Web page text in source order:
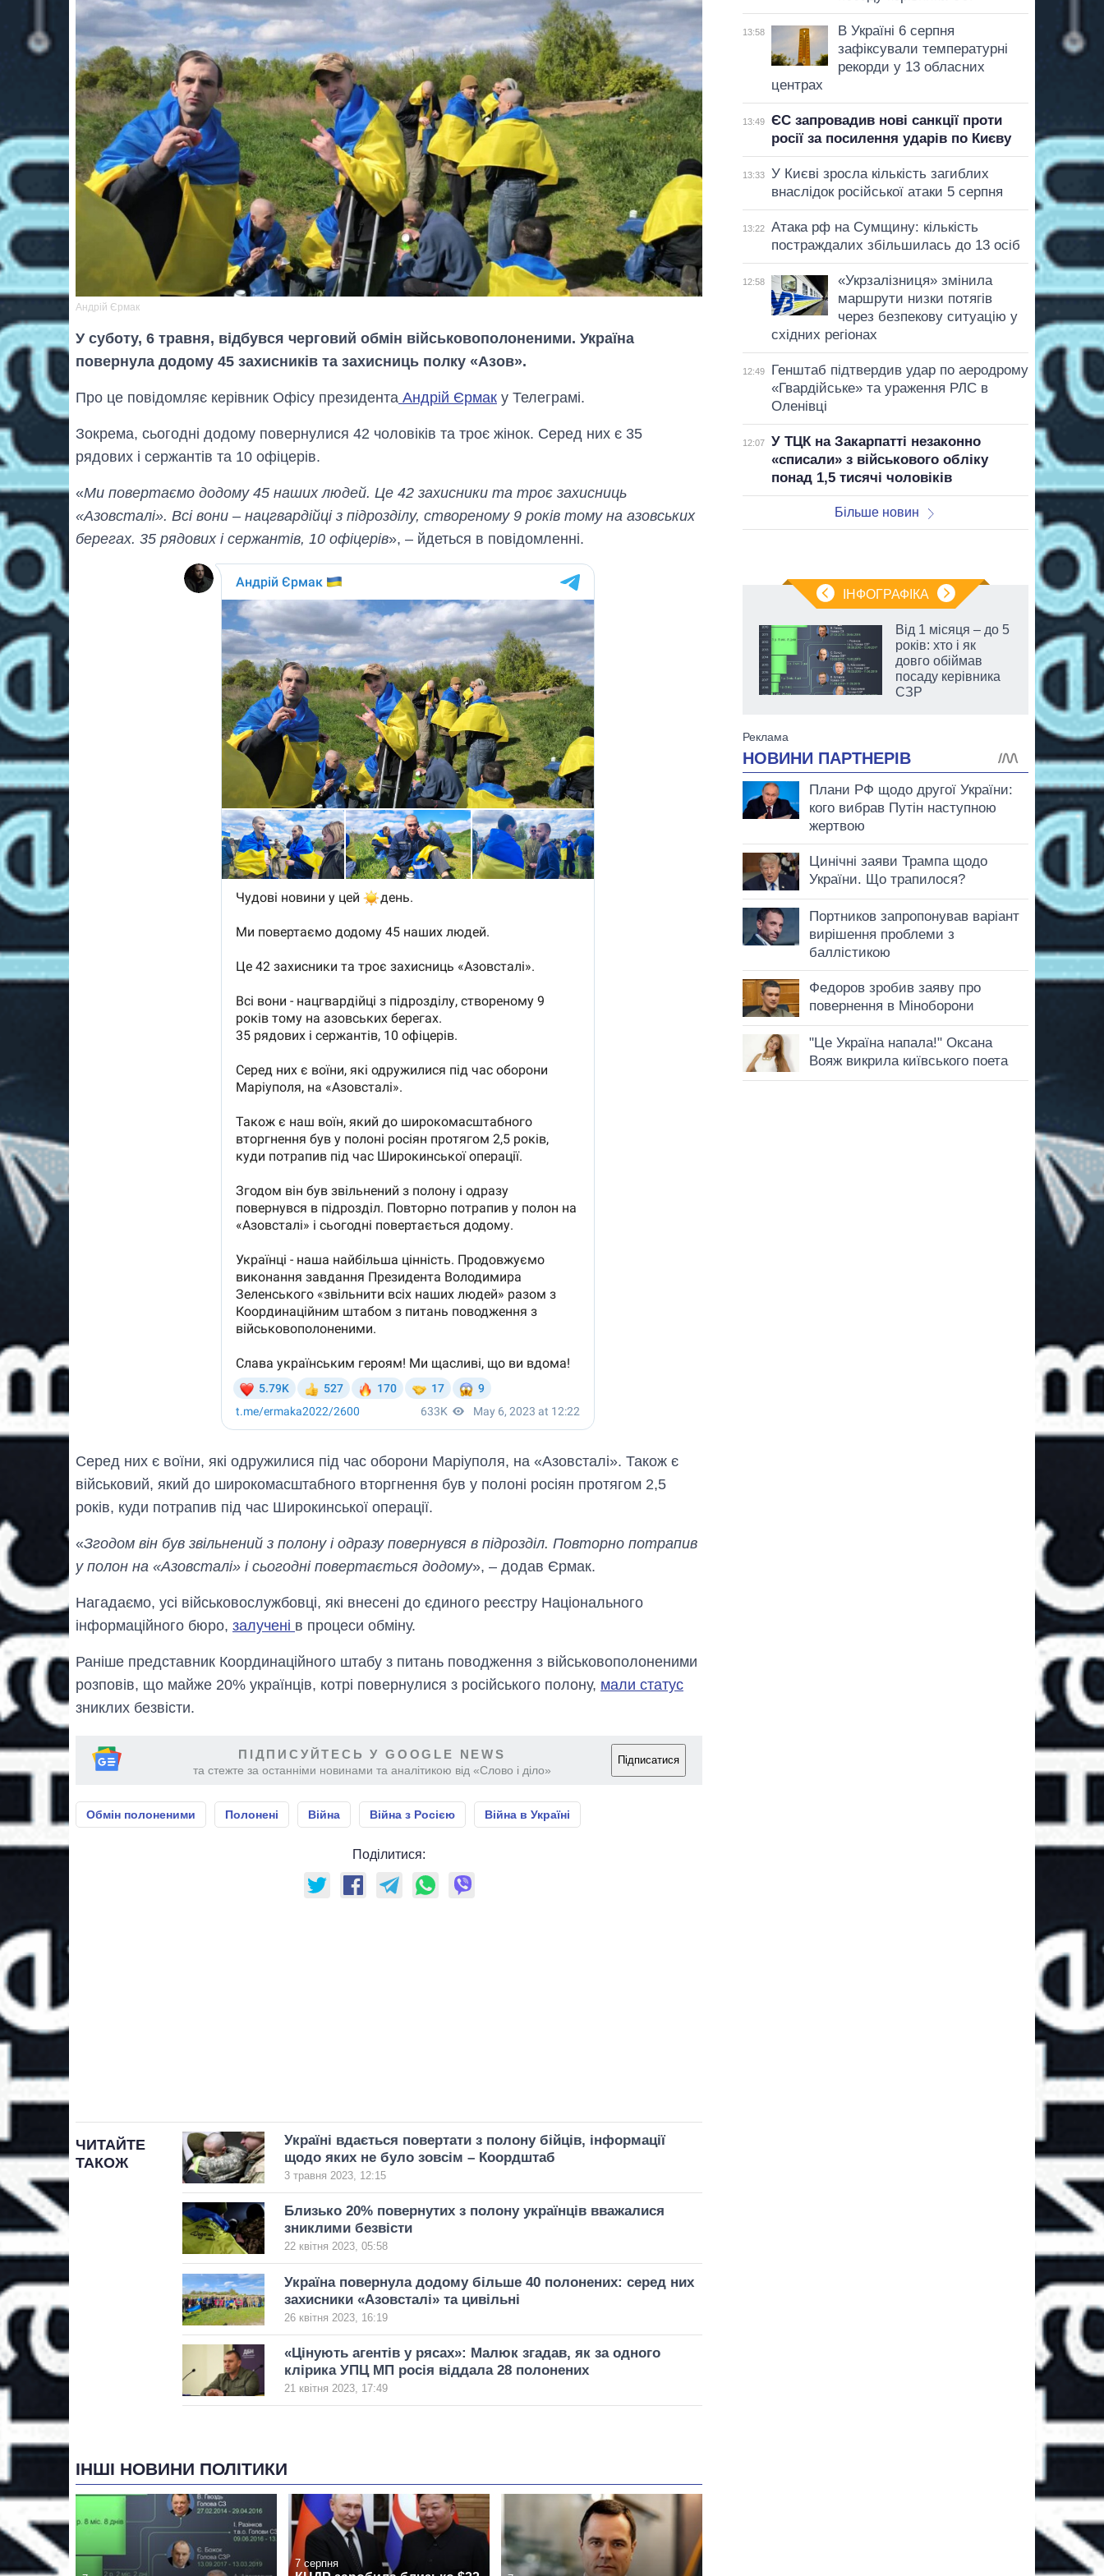
Андрій Єрмак
У суботу, 6 травня, відбувся черговий обмін військовополоненими. Україна
повернула додому 45 захисників та захисниць полку «Азов».
Про це повідомляє керівник Офісу президента Андрій Єрмак у Телеграмі.
Зокрема, сьогодні додому повернулися 42 чоловіків та троє жінок. Серед них є 35
рядових і сержантів та 10 офіцерів.
«Ми повертаємо додому 45 наших людей. Це 42 захисники та троє захисниць
«Азовсталі». Всі вони – нацгвардійці з підрозділу, створеному 9 років тому на азовських
берегах. 35 рядових і сержантів, 10 офіцерів», – йдеться в повідомленні.
Серед них є воїни, які одружилися під час оборони Маріуполя, на «Азовсталі». Також є
військовий, який до широкомасштабного вторгнення був у полоні росіян протягом 2,5
років, куди потрапив під час Широкинської операції.
«Згодом він був звільнений з полону і одразу повернувся в підрозділ. Повторно потрапив
у полон на «Азовсталі» і сьогодні повертається додому», – додав Єрмак.
Нагадаємо, усі військовослужбовці, які внесені до єдиного реєстру Національного
інформаційного бюро, залучені в процеси обміну.
Раніше представник Координаційного штабу з питань поводження з військовополоненими
розповів, що майже 20% українців, котрі повернулися з російського полону, мали статус
зниклих безвісти.
ПІДПИСУЙТЕСЬ У GOOGLE NEWS
та стежте за останніми новинами та аналітикою від «Слово і діло»
Підписатися
Обмін полоненими Полонені Війна Війна з Росією Війна в Україні
Поділитися:
ЧИТАЙТЕ
ТАКОЖ
Україні вдається повертати з полону бійців, інформації
щодо яких не було зовсім – Коордштаб
3 травня 2023, 12:15
Близько 20% повернутих з полону українців вважалися
зниклими безвісти
22 квітня 2023, 05:58
Україна повернула додому більше 40 полонених: серед них
захисники «Азовсталі» та цивільні
26 квітня 2023, 16:19
«Цінують агентів у рясах»: Малюк згадав, як за одного
клірика УПЦ МП росія віддала 28 полонених
21 квітня 2023, 17:49
ІНШІ НОВИНИ ПОЛІТИКИ
7 серпня
13:58
В Україні 6 серпня
зафіксували температурні
рекорди у 13 обласних
центрах
13:49
ЄС запровадив нові санкції проти
росії за посилення ударів по Києву
13:33
У Києві зросла кількість загиблих
внаслідок російської атаки 5 серпня
13:22
Атака рф на Сумщину: кількість
постраждалих збільшилась до 13 осіб
12:58
«Укрзалізниця» змінила
маршрути низки потягів
через безпекову ситуацію у
східних регіонах
12:49
Генштаб підтвердив удар по аеродрому
«Гвардійське» та ураження РЛС в
Оленівці
12:07
У ТЦК на Закарпатті незаконно
«списали» з військового обліку
понад 1,5 тисячі чоловіків
Більше новин
ІНФОГРАФІКА
Від 1 місяця – до 5
років: хто і як
довго обіймав
посаду керівника
СЗР